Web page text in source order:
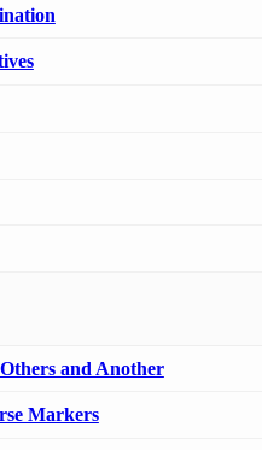
and Another
Markers